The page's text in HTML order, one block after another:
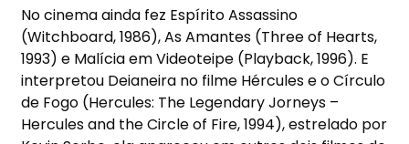
No cinema ainda fez Espírito Assassino
(Witchboard, 1986), As Amantes (Three of Hearts,
1993) e Malícia em Videoteipe (Playback, 1996). E
interpretou Deianeira no filme Hércules e o Círculo
de Fogo (Hercules: The Legendary Jorneys –
Hercules and the Circle of Fire, 1994), estrelado por